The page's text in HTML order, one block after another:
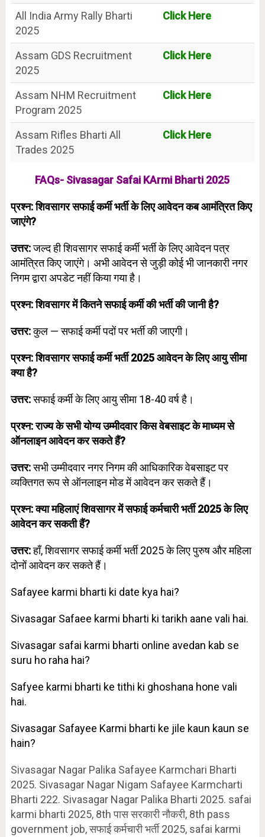
All India Army Rally Bharti
2025
Click Here
Assam GDS Recruitment
2025
Click Here
Assam NHM Recruitment
Program 2025
Click Here
Assam Rifles Bharti All
Trades 2025
Click Here
FAQs- Sivasagar Safai KArmi Bharti 2025
प्रश्न: शिवसागर सफाई कर्मी भर्ती के लिए आवेदन कब आमंत्रित किए
जाएंगे?
उत्तर:जल्द ही शिवसागर सफाई कर्मी भर्ती के लिए आवेदन पत्र
आमंत्रित किए जाएंगे। अभी आवेदन से जुड़ी कोई भी जानकारी नगर
निगम द्वारा अपडेट नहीं किया गया है।
प्रश्न: शिवसागर में कितने सफाई कर्मी की भर्ती की जानी है?
उत्तर:कुल — सफाई कर्मी पदों पर भर्ती की जाएगी।
प्रश्न: शिवसागर सफाई कर्मी भर्ती 2025 आवेदन के लिए आयु सीमा
क्या है?
उत्तर:सफाई कर्मी के लिए आयु सीमा 18-40 वर्ष है।
प्रश्न: राज्य के सभी योग्य उम्मीदवार किस वेबसाइट के माध्यम से
ऑनलाइन आवेदन कर सकते हैं?
उत्तर:सभी उम्मीदवार नगर निगम की आधिकारिक वेबसाइट पर
व्यक्तिगत रूप से ऑनलाइन मोड में आवेदन कर सकते हैं।
प्रश्न: क्या महिलाएं शिवसागर में सफाई कर्मचारी भर्ती 2025 के लिए
आवेदन कर सकती हैं?
उत्तर:हाँ, शिवसागर सफाई कर्मी भर्ती 2025 के लिए पुरुष और महिला
दोनों आवेदन कर सकते हैं।
Safayee karmi bharti ki date kya hai?
Sivasagar Safaee karmi bharti ki tarikh aane vali hai.
Sivasagar safai karmi bharti online avedan kab se
suru ho raha hai?
Safyee karmi bharti ke tithi ki ghoshana hone vali
hai.
Sivasagar Safayee Karmi bharti ke jile kaun kaun se
hain?
Sivasagar Nagar Palika Safayee Karmchari Bharti
2025. Sivasagar Nagar Nigam Safayee Karmcharti
Bharti 222. Sivasagar Nagar Palika Bharti 2025. safai
karmi bharti 2025, 8th पास सरकारी नौकरी, 8th pass
government job, सफाई कर्मचारी भर्ती 2025, safai karmi